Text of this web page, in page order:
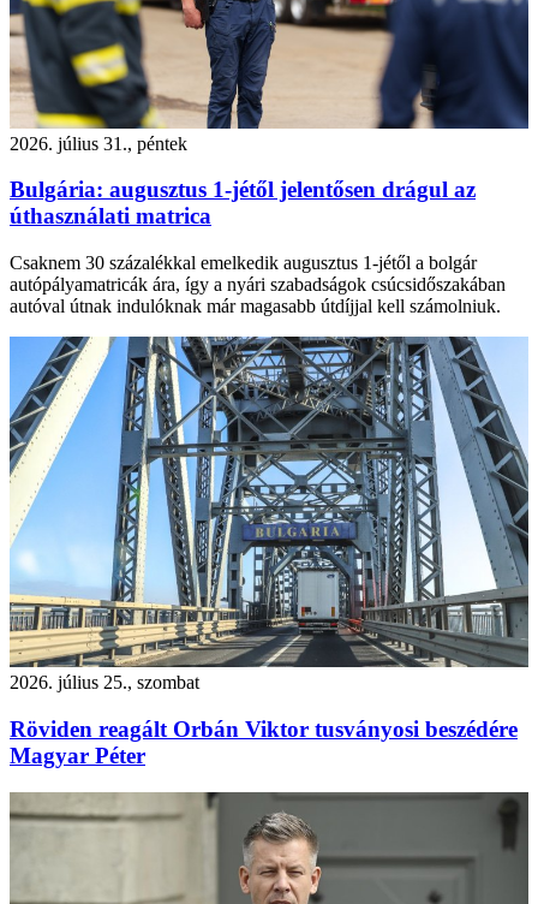
2026. július 31., péntek
Bulgária: augusztus 1-jétől jelentősen drágul az
úthasználati matrica
Csaknem 30 százalékkal emelkedik augusztus 1-jétől a bolgár
autópályamatricák ára, így a nyári szabadságok csúcsidőszakában
autóval útnak indulóknak már magasabb útdíjjal kell számolniuk.
2026. július 25., szombat
Röviden reagált Orbán Viktor tusványosi beszédére
Magyar Péter